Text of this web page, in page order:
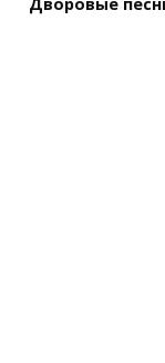
Дворовые